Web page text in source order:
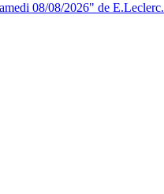
08/08/2026" de E.Leclerc.